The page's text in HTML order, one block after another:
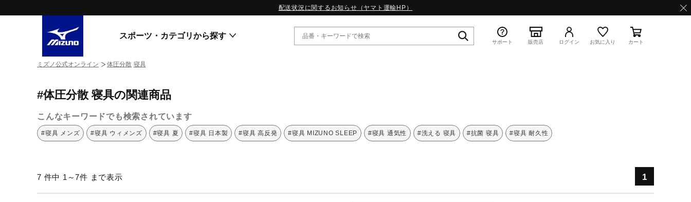
配送状況に関するお知らせ（ヤマト運輸HP）
スポーツ・カテゴリから探す
ライフスタイルウエア
ランニング
サッカー／フットサル
WAVE PROPHECY
MORELIA LS
WAVE RIDER
W.PROPHECY1｜特集
WP MAGIC MITA｜特集
サポート 販売店 ログイン お気に入り カート
ミズノ公式オンライン 体圧分散 寝具
#体圧分散 寝具の関連商品
こんなキーワードでも検索されています
#寝具 メンズ #寝具 ウィメンズ #寝具 夏 #寝具 日本製 #寝具 高反発 #寝具 MIZUNO SLEEP #寝具 通気性 #洗える 寝具 #抗菌 寝具 #寝具 耐久性
7 件中 1～7件 まで表示 1